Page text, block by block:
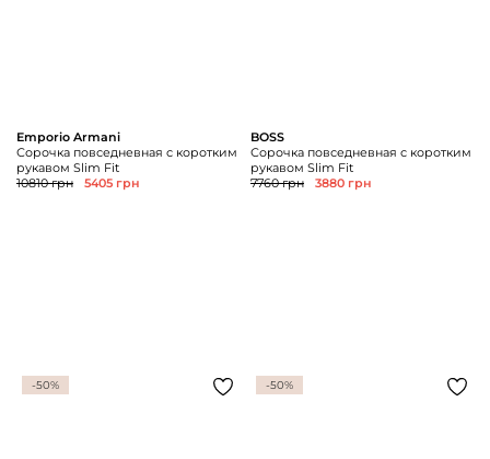
Emporio Armani
Сорочка повседневная с коротким
рукавом Slim Fit
10810 грн
5405 грн
BOSS
Сорочка повседневная с коротким
рукавом Slim Fit
7760 грн
3880 грн
-50% -50%